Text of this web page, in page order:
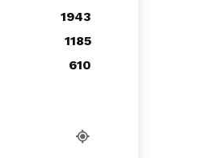
1943
1185
610